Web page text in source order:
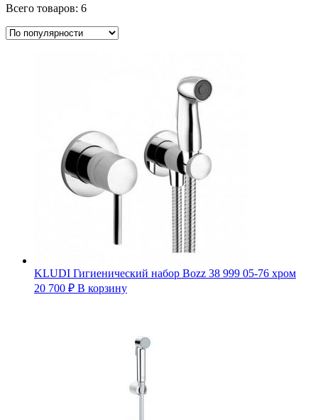
Всего товаров: 6
KLUDI Гигиенический набор Bozz 38 999 05-76 хром
20 700 ₽ В корзину